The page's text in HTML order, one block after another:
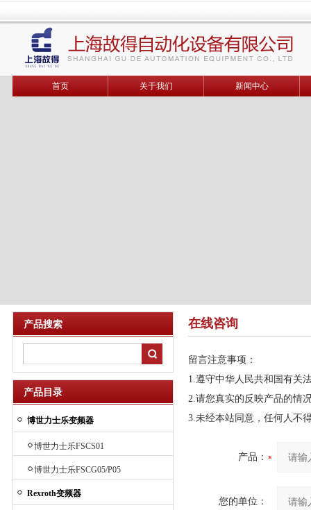
首页 关于我们 新闻中心
产品搜索
产品目录
博世力士乐变频器
博世力士乐FSCS01
博世力士乐FSCG05/P05
Rexroth变频器
在线咨询
留言注意事项：
1.遵守中华人民共和国有关
2.请您真实的反映产品的情
3.未经本站同意，任何人不
产品：
您的单位：